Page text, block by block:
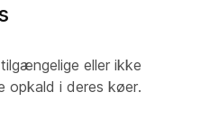
eller ikke
opkald i deres køer.